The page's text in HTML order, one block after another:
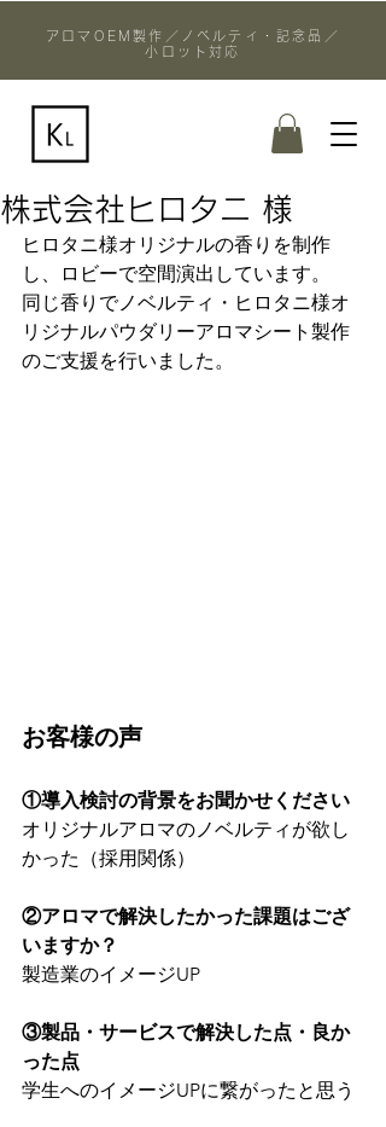
アロマOEM製作／ノベルティ・記念品／
小ロット対応
株式会社ヒロタニ 様
ヒロタニ様オリジナルの香りを制作
し、ロビーで空間演出しています。
同じ香りでノベルティ・ヒロタニ様オ
リジナルパウダリーアロマシート製作
のご支援を行いました。
お客様の声
①導入検討の背景をお聞かせください
オリジナルアロマのノベルティが欲し
かった（採用関係）
②アロマで解決したかった課題はござ
いますか？
製造業のイメージUP
③製品・サービスで解決した点・良か
った点
学生へのイメージUPに繋がったと思う